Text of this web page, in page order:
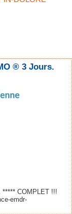
® 3 Jours.
***** COMPLET !!!
emdr-